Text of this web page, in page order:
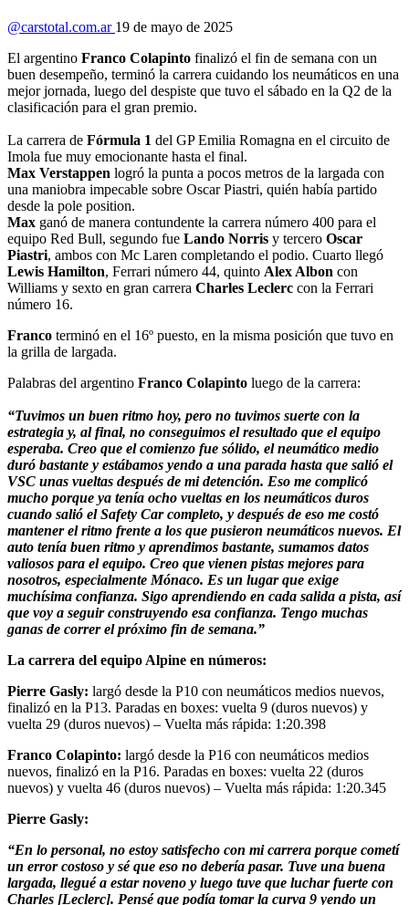
@carstotal.com.ar 19 de mayo de 2025
El argentino Franco Colapinto finalizó el fin de semana con un
buen desempeño, terminó la carrera cuidando los neumáticos en una
mejor jornada, luego del despiste que tuvo el sábado en la Q2 de la
clasificación para el gran premio.
La carrera de Fórmula 1 del GP Emilia Romagna en el circuito de
Imola fue muy emocionante hasta el final.
Max Verstappen logró la punta a pocos metros de la largada con
una maniobra impecable sobre Oscar Piastri, quién había partido
desde la pole position.
Max ganó de manera contundente la carrera número 400 para el
equipo Red Bull, segundo fue Lando Norris y tercero Oscar
Piastri, ambos con Mc Laren completando el podio. Cuarto llegó
Lewis Hamilton, Ferrari número 44, quinto Alex Albon con
Williams y sexto en gran carrera Charles Leclerc con la Ferrari
número 16.
Franco terminó en el 16º puesto, en la misma posición que tuvo en
la grilla de largada.
Palabras del argentino Franco Colapinto luego de la carrera:
“Tuvimos un buen ritmo hoy, pero no tuvimos suerte con la
estrategia y, al final, no conseguimos el resultado que el equipo
esperaba. Creo que el comienzo fue sólido, el neumático medio
duró bastante y estábamos yendo a una parada hasta que salió el
VSC unas vueltas después de mi detención. Eso me complicó
mucho porque ya tenía ocho vueltas en los neumáticos duros
cuando salió el Safety Car completo, y después de eso me costó
mantener el ritmo frente a los que pusieron neumáticos nuevos. El
auto tenía buen ritmo y aprendimos bastante, sumamos datos
valiosos para el equipo. Creo que vienen pistas mejores para
nosotros, especialmente Mónaco. Es un lugar que exige
muchísima confianza. Sigo aprendiendo en cada salida a pista, así
que voy a seguir construyendo esa confianza. Tengo muchas
ganas de correr el próximo fin de semana.”
La carrera del equipo Alpine en números:
Pierre Gasly: largó desde la P10 con neumáticos medios nuevos,
finalizó en la P13. Paradas en boxes: vuelta 9 (duros nuevos) y
vuelta 29 (duros nuevos) – Vuelta más rápida: 1:20.398
Franco Colapinto: largó desde la P16 con neumáticos medios
nuevos, finalizó en la P16. Paradas en boxes: vuelta 22 (duros
nuevos) y vuelta 46 (duros nuevos) – Vuelta más rápida: 1:20.345
Pierre Gasly:
“En lo personal, no estoy satisfecho con mi carrera porque cometí
un error costoso y sé que eso no debería pasar. Tuve una buena
largada, llegué a estar noveno y luego tuve que luchar fuerte con
Charles [Leclerc]. Pensé que podía tomar la curva 9 yendo un